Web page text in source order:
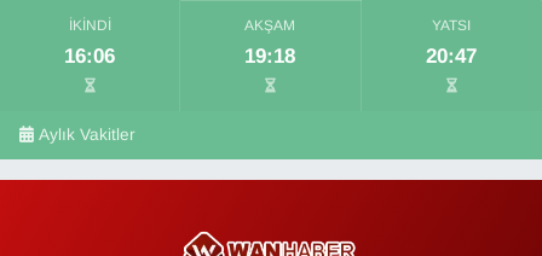
İKINDI
16:06
AKŞAM
19:18
YATSI
20:47
Aylık Vakitler